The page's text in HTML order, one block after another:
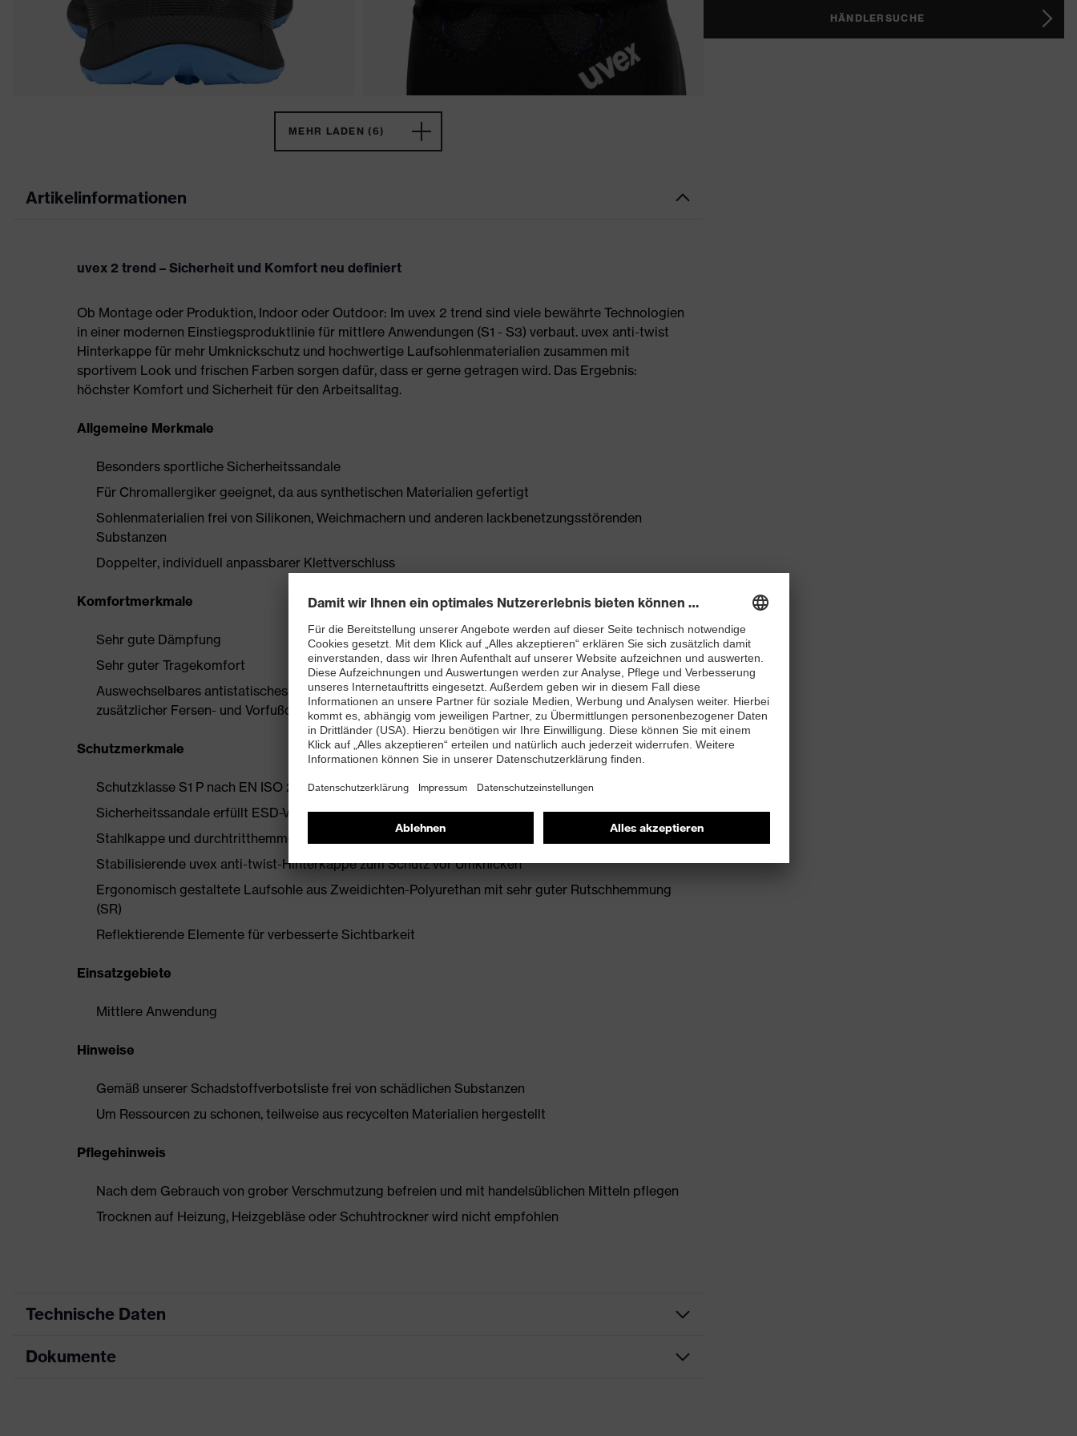
MEHR LADEN (6)
Artikelinformationen
uvex 2 trend – Sicherheit und Komfort neu definiert
Ob Montage oder Produktion, Indoor oder Outdoor: Im uvex 2 trend sind viele bewährte Technologien
in einer modernen Einstiegsproduktlinie für mittlere Anwendungen (S1 - S3) verbaut. uvex anti-twist
Hinterkappe für mehr Umknickschutz und hochwertige Laufsohlenmaterialien zusammen mit
sportivem Look und frischen Farben sorgen dafür, dass er gerne getragen wird. Das Ergebnis:
höchster Komfort und Sicherheit für den Arbeitsalltag.
Allgemeine Merkmale
Besonders sportliche Sicherheitssandale
Für Chromallergiker geeignet, da aus synthetischen Materialien gefertigt
Sohlenmaterialien frei von Silikonen, Weichmachern und anderen lackbenetzungsstörenden
Substanzen
Doppelter, individuell anpassbarer Klettverschluss
Komfortmerkmale
Sehr gute Dämpfung
Sehr guter Tragekomfort
Auswechselbares antistatisches Komfortfußbett mit Feuchtigkeitstransportsystem und
zusätzlicher Fersen- und Vorfußdämpfung
Schutzmerkmale
Schutzklasse S1 P nach EN ISO 20345:2022 + A1:2024
Sicherheitssandale erfüllt ESD-Vorgaben mit Ableitwiderstand kleiner 100 Megaohm
Stahlkappe und durchtritthemmende Stahlzwischensohle
Stabilisierende uvex anti-twist-Hinterkappe zum Schutz vor Umknicken
Ergonomisch gestaltete Laufsohle aus Zweidichten-Polyurethan mit sehr guter Rutschhemmung
(SR)
Reflektierende Elemente für verbesserte Sichtbarkeit
Einsatzgebiete
Mittlere Anwendung
Hinweise
Gemäß unserer Schadstoffverbotsliste frei von schädlichen Substanzen
Um Ressourcen zu schonen, teilweise aus recycelten Materialien hergestellt
Pflegehinweis
Nach dem Gebrauch von grober Verschmutzung befreien und mit handelsüblichen Mitteln pflegen
Trocknen auf Heizung, Heizgebläse oder Schuhtrockner wird nicht empfohlen
Technische Daten
Produktart
Dokumente
HÄNDLERSUCHE